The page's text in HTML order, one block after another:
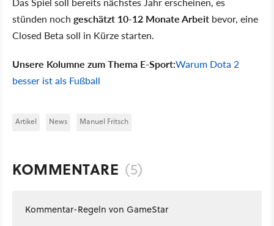
stünden noch geschätzt 10-12 Monate Arbeit bevor, eine
Closed Beta soll in Kürze starten.
Unsere Kolumne zum Thema E-Sport:Warum Dota 2
besser ist als Fußball
Artikel News Manuel Fritsch
KOMMENTARE (5)
Kommentar-Regeln von GameStar